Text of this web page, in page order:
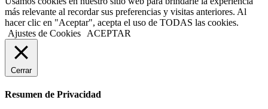
más relevante al recordar sus preferencias y visitas anteriores. Al
hacer clic en "Aceptar", acepta el uso de TODAS las cookies.
Ajustes de Cookies
ACEPTAR
Cerrar
Resumen de Privacidad